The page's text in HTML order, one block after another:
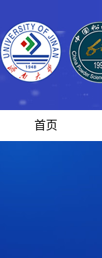
首页